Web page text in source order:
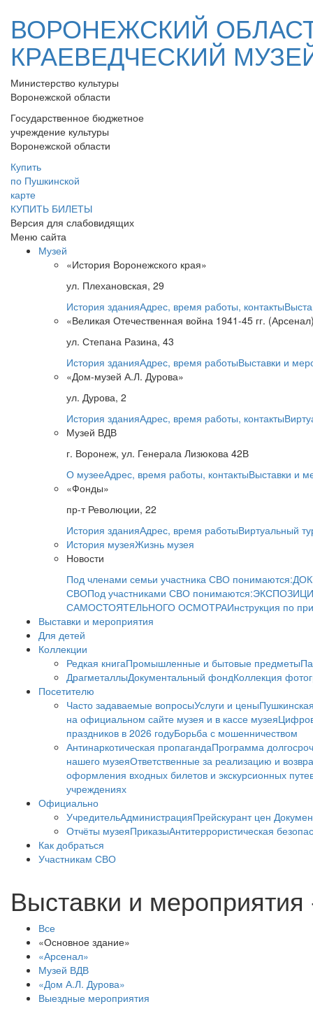
ВОРОНЕЖСКИЙ
КРАЕВЕДЧЕСКИЙ
Министерство культуры
Воронежской области
Государственное бюджетное
учреждение культуры
Воронежской области
Купить
по Пушкинской
карте
КУПИТЬ БИЛЕТЫ
Версия для слабовидящих
Меню сайта
Музей
«История Воронежского края»
ул. Плехановская, 29
История зданияАдрес, время работы, контакты
«Великая Отечественная война 1941-45 гг.
ул. Степана Разина, 43
История зданияАдрес, время работыВыставки и
«Дом-музей А.Л. Дурова»
ул. Дурова, 2
История зданияАдрес, время работы, контакты
Музей ВДВ
г. Воронеж, ул. Генерала Лизюкова 42В
О музееАдрес, время работы, контактыВыставки и
«Фонды»
пр-т Революции, 22
История зданияАдрес, время работыВиртуальный
История музеяЖизнь музея
Новости
Под членами семьи участника СВО понимаются:
СВОПод участниками СВО понимаются:
САМОСТОЯТЕЛЬНОГО ОСМОТРАИнструкция по
Выставки и мероприятия
Для детей
Коллекции
Редкая книгаПромышленные и бытовые предметы
ДрагметаллыДокументальный фондКоллекция
Посетителю
Часто задаваемые вопросыУслуги и цены
на официальном сайте музея и в кассе музея
праздников в 2026 годуБорьба с мошенничеством
Антинаркотическая пропагандаПрограмма
нашего музеяОтветственные за реализацию и
оформления входных билетов и экскурсионных
учреждениях
Официально
УчредительАдминистрацияПрейскурант цен
Отчёты музеяПриказыАнтитеррористическая
Как добраться
Участникам СВО
Выставки и
Все
«Основное здание»
«Арсенал»
Музей ВДВ
«Дом А.Л. Дурова»
Выездные мероприятия